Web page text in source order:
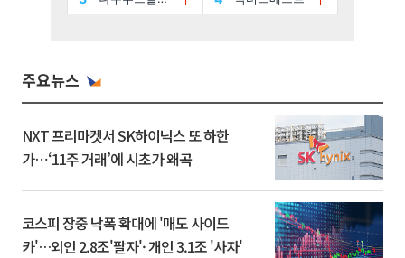
주요뉴스
NXT 프리마켓서 SK하이닉스 또 하한
가⋯‘11주 거래’에 시초가 왜곡
코스피 장중 낙폭 확대에 '매도 사이드
카'…외인 2.8조'팔자'· 개인 3.1조 '사자'